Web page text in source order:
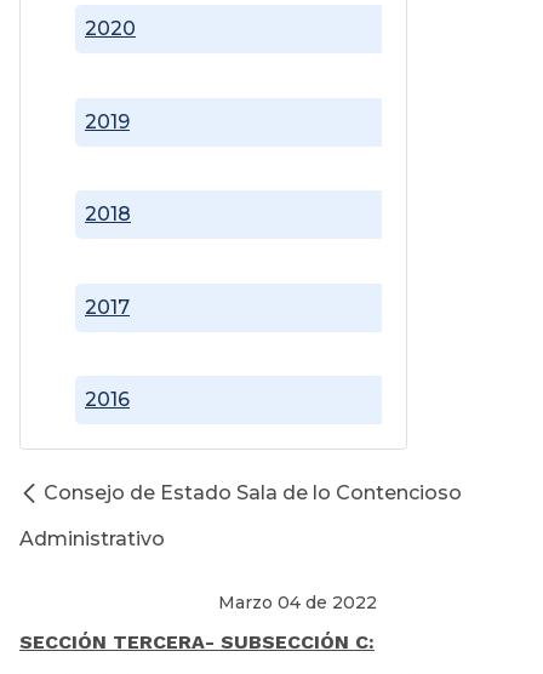
2016
2017
2018
2019
2020
Consejo de Estado Sala de lo Contencioso
Administrativo
Marzo 04 de 2022
SECCIÓN TERCERA- SUBSECCIÓN C: